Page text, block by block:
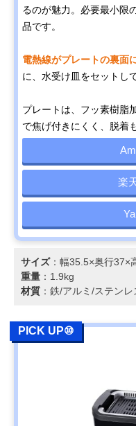
るのが魅力。必要最小限
品です。
電熱線がプレートの裏面
に、水受け皿をセットし
プレートは、フッ素樹脂
で焦げ付きにくく、脱着
楽
サイズ：幅35.5×奥行37×
重量 ：1.9kg
材質 ：鉄/アルミ/ステンレ
PICK UP⑩